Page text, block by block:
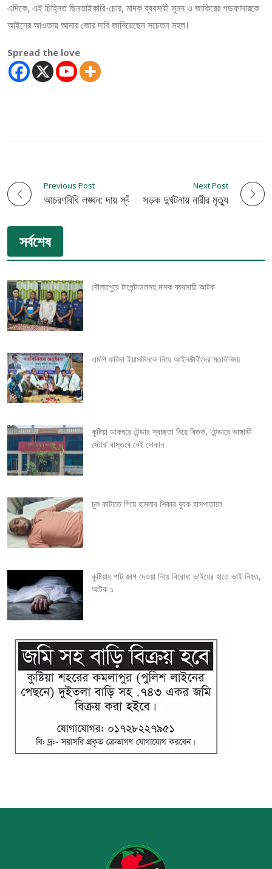
এদিকে, এই চিহ্নিত ছিনতাইকারি-চোর, মাদক ব্যবসায়ী সুমন ও জাকিরের গডফাদারকে
আইনের আওতায় আনার জোর দাবি জানিয়েছেন সচেতন মহল।
Spread the love
P
o
t
n
a
v
i
g
a
t
i
o
n
Previous Post
আচরণবিধি লঙ্ঘন: দায় স্বীকার করে ইউপি চেয়ারম্যান ও কাউন্সিলরসহ ৫ জনের ক্ষমা প্রার্থনা
Next Post
কুষ্টিয়ায় সড়ক দুর্ঘটনায় নারীর মৃত্যু
সর্বশেষ
দৌলতপুরে টাপেন্টাডলসহ মাদক ব্যবসায়ী আটক
এমপি ফরিদা ইয়াসমিনকে নিয়ে আইনজীবীদের মতবিনিময়
কুষ্টিয়া ডাকঘরে টেন্ডার স্বচ্ছতা নিয়ে বিতর্ক, ‘টেন্ডারে ভাঙ্গাড়ী
স্টোর’ বাস্তবে নেই দোকান
চুল কাটাতে গিয়ে হামলার শিকার যুবক হাসপাতালে
কুষ্টিয়ায় পাট জাগ দেওয়া নিয়ে বিরোধ: ভাইয়ের হাতে ভাই নিহত,
আটক ১